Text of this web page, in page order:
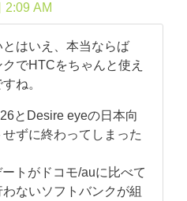
2:09 AM
とはいえ、本当ならば
でHTCをちゃんと使え
ね。
とDesire eyeの日本向
ずに終わってしまった
トがドコモ/auに比べて
ないソフトバンクが組